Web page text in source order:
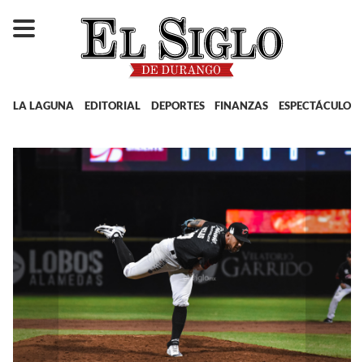
LA LAGUNA EDITORIAL DEPORTES FINANZAS ESPECTÁCULOS